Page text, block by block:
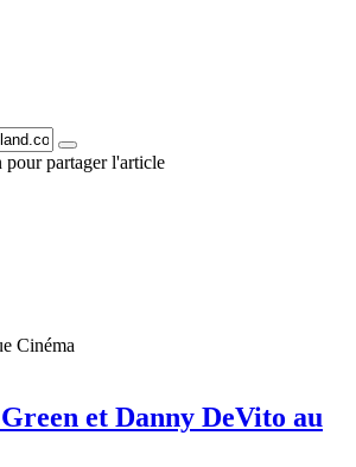
pour partager l'article
Cinéma
et Danny DeVito au